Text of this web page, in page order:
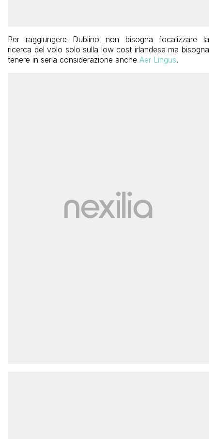
Per raggiungere Dublino non bisogna focalizzare la
ricerca del volo solo sulla low cost irlandese ma bisogna
tenere in seria considerazione anche Aer Lingus.